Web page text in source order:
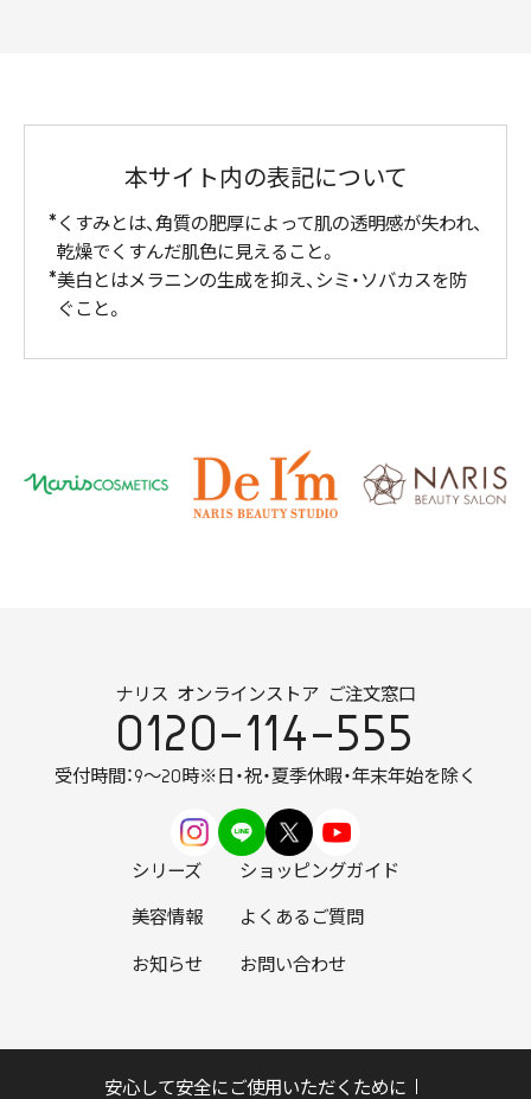
本サイト内の表記について
くすみとは、角質の肥厚によって肌の透明感が失われ、
乾燥でくすんだ肌色に見えること。
美白とはメラニンの生成を抑え、シミ・ソバカスを防
ぐこと。
ナリス オンラインストア ご注文窓口
0120-114-555
受付時間：9～20時※日・祝・夏季休暇・年末年始を除く
シリーズ ショッピングガイド
美容情報 よくあるご質問
お知らせ お問い合わせ
安心して安全にご使用いただくために